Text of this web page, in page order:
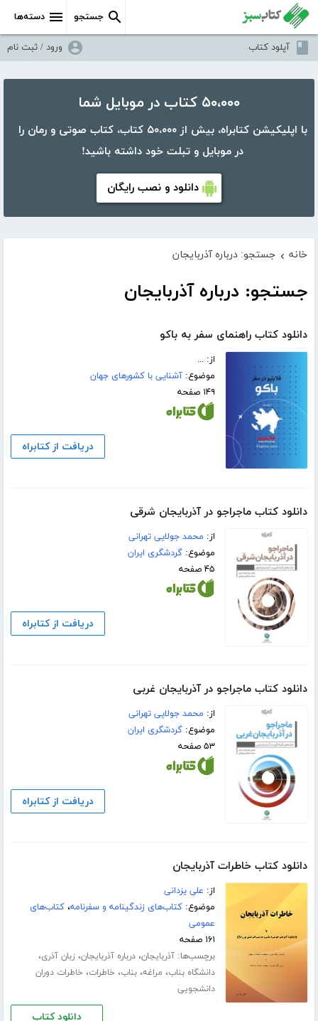
دسته‌ها جستجو
آپلود کتاب ورود / ثبت نام
۵۰،۰۰۰ کتاب در موبایل شما
با اپلیکیشن کتابراه، بیش از ۵۰،۰۰۰ کتاب، کتاب صوتی و رمان را
در موبایل و تبلت خود داشته باشید!
دانلود و نصب رایگان
خانه › جستجو: درباره آذربایجان
جستجو: درباره آذربایجان
دانلود کتاب راهنمای سفر به باکو
از: ...
موضوع:آشنایی با کشورهای جهان
۱۴۹ صفحه
دریافت از کتابراه
دانلود کتاب ماجراجو در آذربایجان شرقی
از: محمد جولایی تهرانی
موضوع:گردشگری ایران
۴۵ صفحه
دریافت از کتابراه
دانلود کتاب ماجراجو در آذربایجان غربی
از: محمد جولایی تهرانی
موضوع:گردشگری ایران
۵۳ صفحه
دریافت از کتابراه
دانلود کتاب خاطرات آذربایجان
از: علی یزدانی
موضوع:کتاب‌های زندگینامه و سفرنامه،کتاب‌های
عمومی
۱۶۱ صفحه
برچسب‌ها:آذربایجان،درباره آذربایجان، زبان آذری،
دانشگاه بناب، مراغه،بناب، خاطرات، خاطرات دوران
دانشجویی
دانلود کتاب